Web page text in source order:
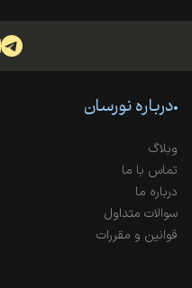
درباره نورسان
وبلاگ
تماس با ما
درباره ما
سوالات متداول
قوانین و مقررات